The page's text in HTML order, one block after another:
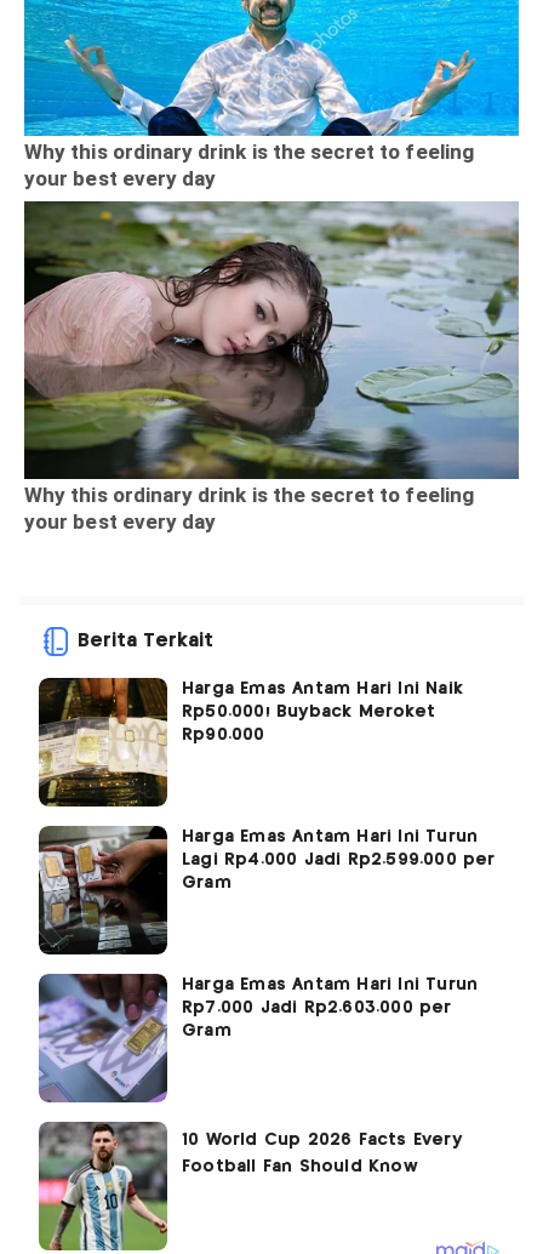
Berita Terkait
Harga Emas Antam Hari Ini Naik
Rp50.000! Buyback Meroket
Rp90.000
Harga Emas Antam Hari Ini Turun
Lagi Rp4.000 Jadi Rp2.599.000 per
Gram
Harga Emas Antam Hari Ini Turun
Rp7.000 Jadi Rp2.603.000 per
Gram